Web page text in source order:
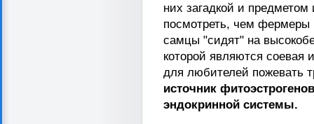
них загадкой и
посмотреть, чем фермеры
самцы "сидят" на
которой являются соевая
для любителей пожевать
источник
эндокринной системы.